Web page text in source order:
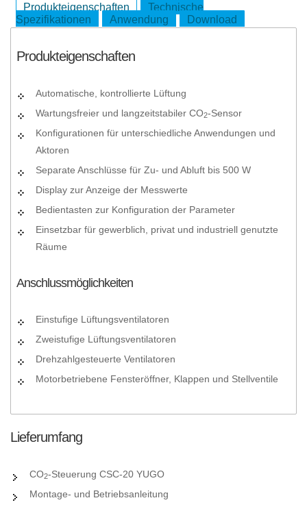
Produkteigenschaften
Technische
Spezifikationen
Anwendung Download
Produkteigenschaften
Automatische, kontrollierte Lüftung
Wartungsfreier und langzeitstabiler CO2-Sensor
Konfigurationen für unterschiedliche Anwendungen und
Aktoren
Separate Anschlüsse für Zu- und Abluft bis 500 W
Display zur Anzeige der Messwerte
Bedientasten zur Konfiguration der Parameter
Einsetzbar für gewerblich, privat und industriell genutzte
Räume
Anschlussmöglichkeiten
Einstufige Lüftungsventilatoren
Zweistufige Lüftungsventilatoren
Drehzahlgesteuerte Ventilatoren
Motorbetriebene Fensteröffner, Klappen und Stellventile
Lieferumfang
CO2-Steuerung CSC-20 YUGO
Montage- und Betriebsanleitung